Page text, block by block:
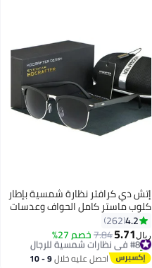
إتش دي كرافتر نظارة شمسية بإطار
كلوب ماستر كامل الحواف وعدسات
واقية من الأشعة فوق البنفسجية
للرجال
4.2
262
ريال5.71
7.84خصم 27% #8 في نظارات شمسية للرجال
تم بيع +50 مؤخرًا
#8 في نظارات شمسية للرجال احصل عليه خلال 9 - 10